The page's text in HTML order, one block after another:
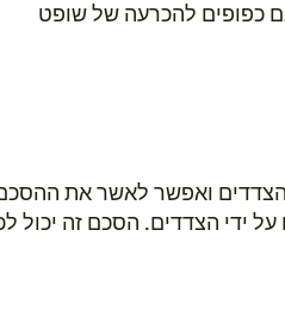
כפופים להכרעה של שופט
הצדדים ואפשר לאשר את
ידי הצדדים. הסכם זה יכול